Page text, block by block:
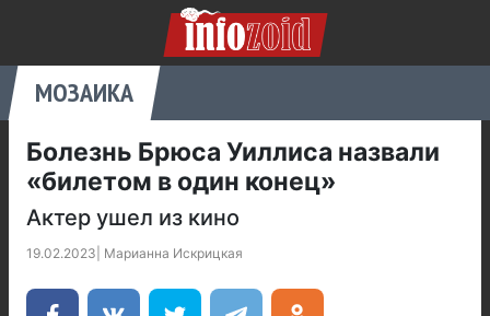
МОЗАИКА
Болезнь Брюса Уиллиса назвали
«билетом в один конец»
Актер ушел из кино
19.02.2023 Марианна Искрицкая